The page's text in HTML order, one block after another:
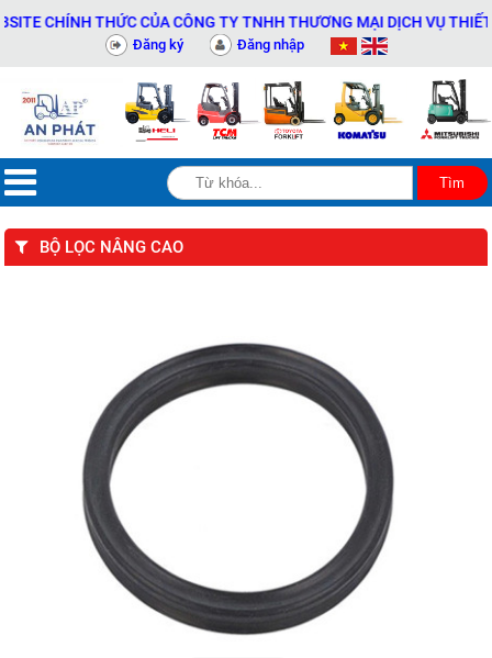
CHÍNH THỨC CỦA CÔNG TY TNHH THƯƠNG MẠI DỊCH VỤ THIẾT
Đăng ký Đăng nhập
BỘ LỌC NÂNG CAO